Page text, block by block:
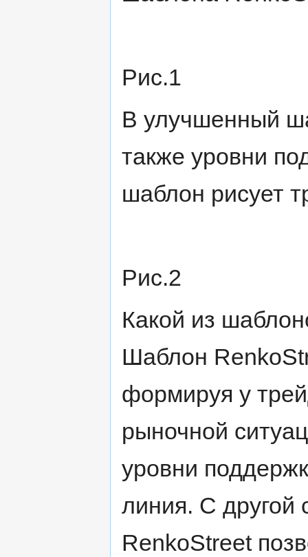
Рис.1
В улучшенный
также уровни
шаблон рисует
Рис.2
Какой из
Шаблон
формируя у
рыночной
уровни
линия. С другой
RenkoStreet